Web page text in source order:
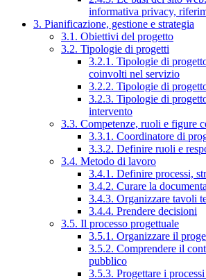
informativa privacy,
3. Pianificazione, gestione e strategia
3.1. Obiettivi del progetto
3.2. Tipologie di progetti
3.2.1. Tipologie di
coinvolti nel servizio
3.2.2. Tipologie di
3.2.3. Tipologie di
intervento
3.3. Competenze, ruoli e figure
3.3.1. Coordinatore di
3.3.2. Definire ruoli e
3.4. Metodo di lavoro
3.4.1. Definire processi,
3.4.2. Curare la
3.4.3. Organizzare tavoli
3.4.4. Prendere decisioni
3.5. Il processo progettuale
3.5.1. Organizzare il
3.5.2. Comprendere il
pubblico
3.5.3. Progettare i